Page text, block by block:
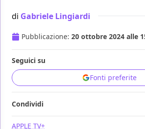
di Gabriele Lingiardi
Pubblicazione: 20 ottobre 2024 alle
Seguici su
Fonti preferite
Condividi
APPLE TV+